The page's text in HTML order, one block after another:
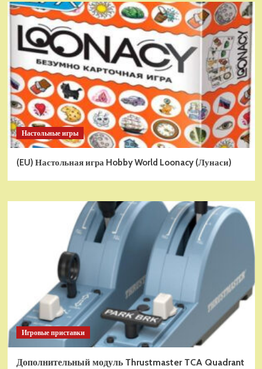
Настольные игры
(EU) Настольная игра Hobby World Loonacy (Лунаси)
Игровые приставки
Дополнительный модуль Thrustmaster TCA Quadrant